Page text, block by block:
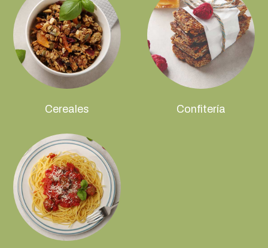
Cereales Confitería